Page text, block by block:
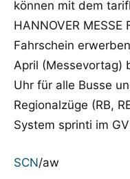
können mit dem
HANNOVER
Fahrschein
April (Messevortag)
Uhr für alle Busse
Regionalzüge (RB,
System sprinti im
SCN/aw